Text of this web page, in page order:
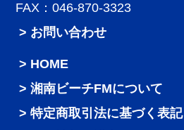
FAX：046-870-3323
> お問い合わせ
HOME
湘南ビーチFMについて
特定商取引法に基づく表記